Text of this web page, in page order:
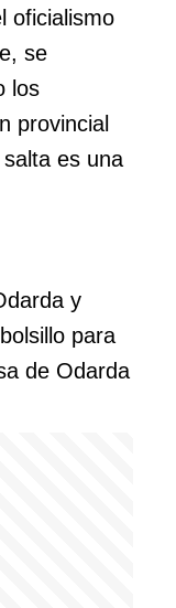
oficialismo
se
los
provincial
es una
y
para
de Odarda